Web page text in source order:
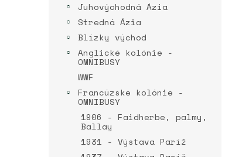
Juhovýchodná Ázia
Stredná Ázia
Blízky východ
Anglické kolónie -
OMNIBUSY
WWF
Francúzske kolónie -
OMNIBUSY
1906 - Faidherbe, palmy,
Ballay
1931 - Výstava Paríž